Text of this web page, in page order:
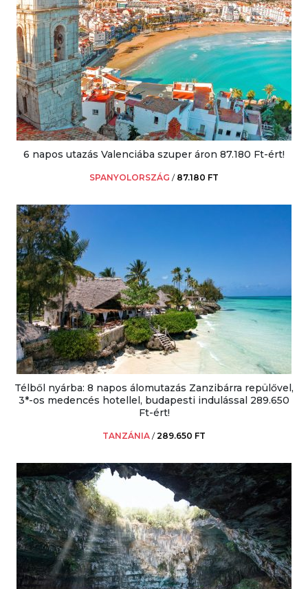
6 napos utazás Valenciába szuper áron 87.180 Ft-ért!
SPANYOLORSZÁG / 87.180 FT
Télből nyárba: 8 napos álomutazás Zanzibárra repülővel,
3*-os medencés hotellel, budapesti indulással 289.650
Ft-ért!
TANZÁNIA /289.650 FT